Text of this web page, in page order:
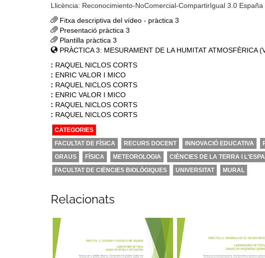
Llicència: Reconocimiento-NoComercial-CompartirIgual 3.0 España
Fitxa descriptiva del vídeo - pràctica 3
Presentació pràctica 3
Plantilla pràctica 3
PRÀCTICA 3: MESURAMENT DE LA HUMITAT ATMOSFÈRICA
: RAQUEL NICLOS CORTS
: ENRIC VALOR I MICO
: RAQUEL NICLOS CORTS
: ENRIC VALOR I MICO
: RAQUEL NICLOS CORTS
: RAQUEL NICLOS CORTS
CATEGORIES
FACULTAT DE FÍSICA
RECURS DOCENT INNOVACIÓ EDUCATIVA
GRAUS
FÍSICA METEOROLOGIA CIÈNCIES DE LA TERRA I
FACULTAT DE CIÈNCIES BIOLÒGIQUES
UNIVERSITAT MURAL
Relacionats